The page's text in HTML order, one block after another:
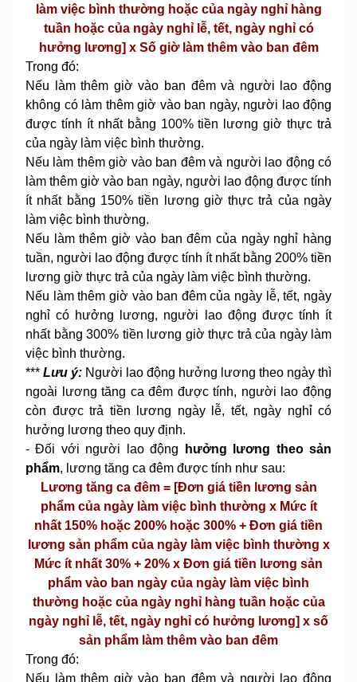
làm việc bình thường hoặc của ngày nghỉ hàng
tuần hoặc của ngày nghỉ lễ, tết, ngày nghỉ có
hưởng lương] x Số giờ làm thêm vào ban đêm
Trong đó:
Nếu làm thêm giờ vào ban đêm và người lao động
không có làm thêm giờ vào ban ngày, người lao động
được tính ít nhất bằng 100% tiền lương giờ thực trả
của ngày làm việc bình thường.
Nếu làm thêm giờ vào ban đêm và người lao động có
làm thêm giờ vào ban ngày, người lao động được tính
ít nhất bằng 150% tiền lương giờ thực trả của ngày
làm việc bình thường.
Nếu làm thêm giờ vào ban đêm của ngày nghỉ hàng
tuần, người lao động được tính ít nhất bằng 200% tiền
lương giờ thực trả của ngày làm việc bình thường.
Nếu làm thêm giờ vào ban đêm của ngày lễ, tết, ngày
nghỉ có hưởng lương, người lao động được tính ít
nhất bằng 300% tiền lương giờ thực trả của ngày làm
việc bình thường.
*** Lưu ý: Người lao động hưởng lương theo ngày thì
ngoài lương tăng ca đêm được tính, người lao động
còn được trả tiền lương ngày lễ, tết, ngày nghỉ có
hưởng lương theo quy định.
- Đối với người lao động
hưởng lương theo sản
phẩm, lương tăng ca đêm được tính như sau:
Lương tăng ca đêm = [Đơn giá tiền lương sản
phẩm của ngày làm việc bình thường x Mức ít
nhất 150% hoặc 200% hoặc 300% + Đơn giá tiền
lương sản phẩm của ngày làm việc bình thường x
Mức ít nhất 30% + 20% x Đơn giá tiền lương sản
phẩm vào ban ngày của ngày làm việc bình
thường hoặc của ngày nghỉ hàng tuần hoặc của
ngày nghỉ lễ, tết, ngày nghỉ có hưởng lương] x số
sản phẩm làm thêm vào ban đêm
Trong đó:
Nếu làm thêm giờ vào ban đêm và người lao động